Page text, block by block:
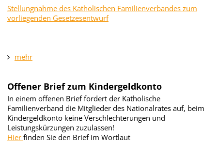
Stellungnahme des Katholischen Familienverbandes zum
vorliegenden Gesetzesentwurf
mehr
Offener Brief zum Kindergeldkonto
In einem offenen Brief fordert der Katholische
Familienverband die Mitglieder des Nationalrates auf, beim
Kindergeldkonto keine Verschlechterungen und
Leistungskürzungen zuzulassen!
Hier finden Sie den Brief im Wortlaut